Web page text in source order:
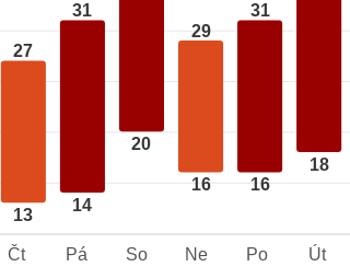
27
13
31
14
20
29
16
31
16
18
Čt Pá So Ne Po Út